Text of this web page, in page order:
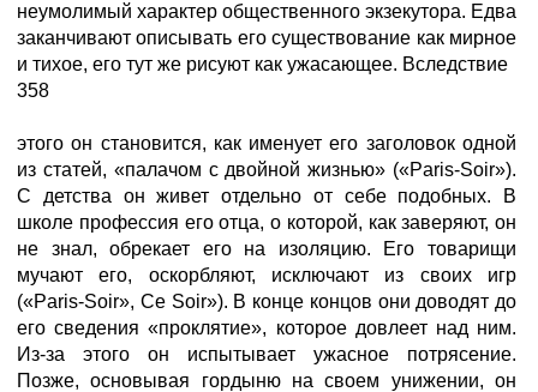
неумолимый характер общественного экзекутора. Едва
заканчивают описывать его существование как мирное
и тихое, его тут же рисуют как ужасающее. Вследствие
358
этого он становится, как именует его заголовок одной
из статей, «палачом с двойной жизнью» («Paris-Soir»).
С детства он живет отдельно от себе подобных. В
школе профессия его отца, о которой, как заверяют, он
не знал, обрекает его на изоляцию. Его товарищи
мучают его, оскорбляют, исключают из своих игр
(«Paris-Soir», Ce Soir»). В конце концов они доводят до
его сведения «проклятие», которое довлеет над ним.
Из-за этого он испытывает ужасное потрясение.
Позже, основывая гордыню на своем унижении, он